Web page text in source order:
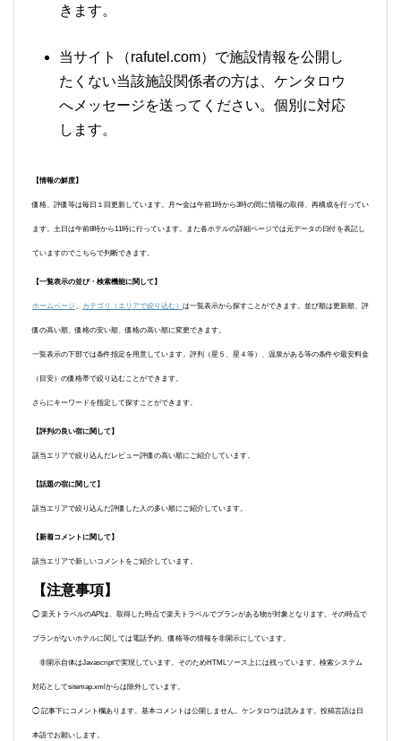
きます。
当サイト（rafutel.com）で施設情報を公開し
たくない当該施設関係者の方は、ケンタロウ
へメッセージを送ってください。個別に対応
します。
【情報の鮮度】
価格、評価等は毎日１回更新しています。月〜金は午前1時から3時の間に情報の取得、再構成を行ってい
ます。土日は午前8時から11時に行っています。また各ホテルの詳細ページでは元データの日付を表記し
ていますのでこちらで判断できます。
【一覧表示の並び・検索機能に関して】
ホームページ 、 カテゴリ（エリアで絞り込む） は一覧表示から探すことができます。並び順は更新順、評
価の高い順、価格の安い順、価格の高い順に変更できます。
一覧表示の下部では条件指定を用意しています。評判（星５、星４等）、温泉がある等の条件や最安料金
（目安）の価格帯で絞り込むことができます。
さらにキーワードを指定して探すことができます。
【評判の良い宿に関して】
該当エリアで絞り込んだレビュー評価の高い順にご紹介しています。
【話題の宿に関して】
該当エリアで絞り込んだ評価した人の多い順にご紹介しています。
【新着コメントに関して】
該当エリアで新しいコメントをご紹介しています。
【注意事項】
◯ 楽天トラベルのAPIは、取得した時点で楽天トラベルでプランがある物が対象となります。その時点で
プランがないホテルに関しては電話予約、価格等の情報を非開示にしています。
非開示自体はJavascriptで実現しています。そのためHTMLソース上には残っています。検索システム
対応としてsitemap.xmlからは除外しています。
◯ 記事下にコメント欄あります。基本コメントは公開しません。ケンタロウは読みます。投稿言語は日
本語でお願いします。